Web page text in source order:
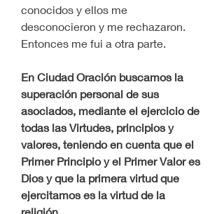
conocidos y ellos me
desconocieron y me rechazaron.
Entonces me fui a otra parte.
En Ciudad Oración buscamos la
superación personal de sus
asociados, mediante el ejercicio de
todas las Virtudes, principios y
valores, teniendo en cuenta que el
Primer Principio y el Primer Valor es
Dios y que la primera virtud que
ejercitamos es la virtud de la